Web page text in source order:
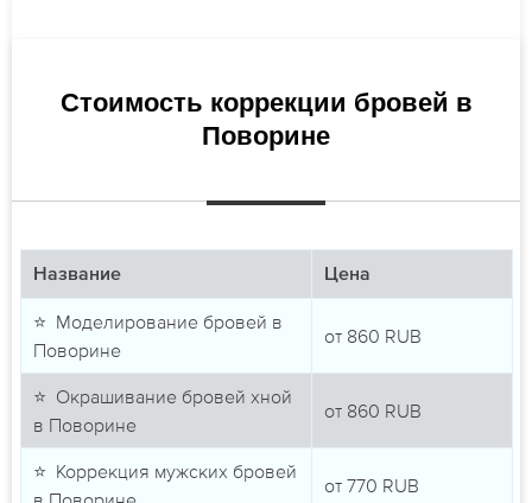
Стоимость коррекции бровей в
Поворине
Название Цена
⭐ Моделирование бровей в
Поворине
от 860 RUB
⭐ Окрашивание бровей хной
в Поворине
от 860 RUB
⭐ Коррекция мужских бровей
от 770 RUB